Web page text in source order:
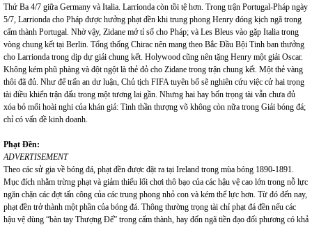
Thứ Ba 4/7 giữa Germany và Italia. Larrionda còn tồi tệ hơn. Trong trận Portugal-Pháp ngày
5/7, Larrionda cho Pháp được hưởng phạt đền khi trung phong Henry đóng kịch ngã trong
cấm thành Portugal. Nhờ vậy, Zidane mở tỉ số cho Pháp; và Les Bleus vào gặp Italia trong
vòng chung kết tại Berlin. Tổng thống Chirac nên mang theo Bắc Đầu Bội Tinh ban thưởng
cho Larrionda trong dịp dự giải chung kết. Holywood cũng nên tặng Henry một giải Oscar.
Không kém phũ phàng và đột ngột là thẻ đỏ cho Zidane trong trận chung kết. Một thẻ vàng
thôi đã đủ. Như để trấn an dư luận, Chủ tịch FIFA tuyên bố sẽ nghiên cứu việc cử hai trọng
tài điều khiển trận đấu trong một tương lai gần. Nhưng hai hay bốn trọng tài vẫn chưa đủ
xóa bỏ mối hoài nghi của khán giả: Tinh thần thượng võ không còn nữa trong Giải bóng đá;
chỉ có vấn đề kinh doanh.
Phạt Đền:
ADVERTISEMENT
Theo các sử gia về bóng đá, phạt đền được đặt ra tại Ireland trong mùa bóng 1890-1891.
Mục đích nhằm trừng phạt và giảm thiểu lối chơi thô bạo của các hậu vệ cao lớn trong nỗ lực
ngăn chặn các đợt tấn công của các trung phong nhỏ con và kém thể lực hơn. Từ đó đến nay,
phạt đền trở thành một phần của bóng đá. Thông thường trọng tài chỉ phạt đá đền nếu các
hậu vệ dùng “bàn tay Thượng Đế” trong cấm thành, hay đốn ngã tiền đạo đối phương có khả